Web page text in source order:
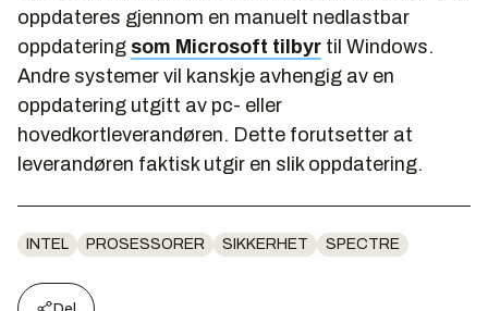
oppdateres gjennom en manuelt nedlastbar
oppdatering som Microsoft tilbyr til Windows.
Andre systemer vil kanskje avhengig av en
oppdatering utgitt av pc- eller
hovedkortleverandøren. Dette forutsetter at
leverandøren faktisk utgir en slik oppdatering.
INTEL PROSESSORER SIKKERHET SPECTRE